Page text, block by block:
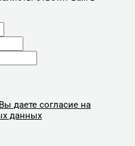
Вы даете согласие на
данных